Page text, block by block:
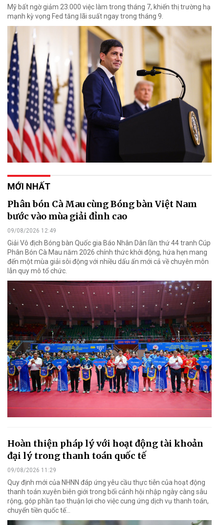
Mỹ bất ngờ giảm 23.000 việc làm trong tháng 7, khiến thị trường hạ
mạnh kỳ vọng Fed tăng lãi suất ngay trong tháng 9.
MỚI NHẤT
Phân bón Cà Mau cùng Bóng bàn Việt Nam
bước vào mùa giải đỉnh cao
09/08/2026 12:49
Giải Vô địch Bóng bàn Quốc gia Báo Nhân Dân lần thứ 44 tranh Cúp
Phân Bón Cà Mau năm 2026 chính thức khởi động, hứa hẹn mang
đến một mùa giải sôi động với nhiều dấu ấn mới cả về chuyên môn
lẫn quy mô tổ chức.
Hoàn thiện pháp lý với hoạt động tài khoản
đại lý trong thanh toán quốc tế
09/08/2026 11:29
Quy định mới của NHNN đáp ứng yêu cầu thực tiễn của hoạt động
thanh toán xuyên biên giới trong bối cảnh hội nhập ngày càng sâu
rộng, góp phần tạo thuận lợi cho việc cung ứng dịch vụ thanh toán,
chuyển tiền quốc tế...